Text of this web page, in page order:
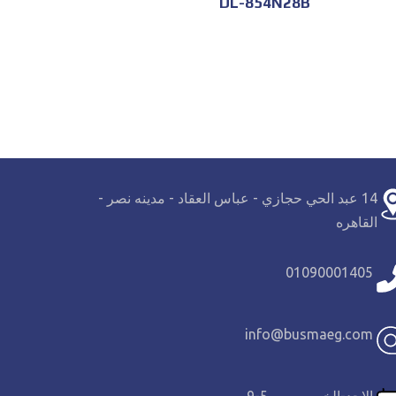
14 عبد الحي حجازي - عباس العقاد - مدينه نصر -
القاهره
01090001405
info@busmaeg.com